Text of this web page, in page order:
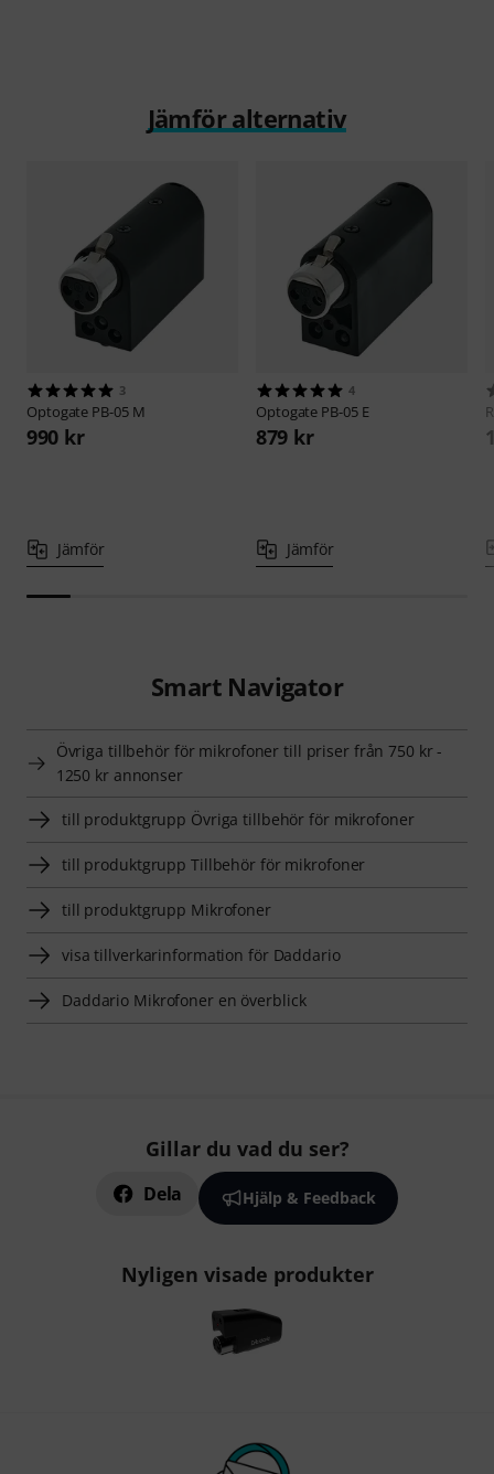
Jämför alternativ
3
Optogate PB-05 M
990 kr
Jämför
4
Optogate PB-05 E
879 kr
Jämför
Smart Navigator
Övriga tillbehör för mikrofoner till priser från 750 kr -
1250 kr annonser
till produktgrupp Övriga tillbehör för mikrofoner
till produktgrupp Tillbehör för mikrofoner
till produktgrupp Mikrofoner
visa tillverkarinformation för Daddario
Daddario Mikrofoner en överblick
Gillar du vad du ser?
Dela Hjälp & Feedback
Nyligen visade produkter